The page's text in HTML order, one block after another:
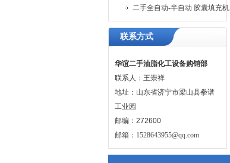
二手全自动-半自动 胶囊填充机
联系方式
华谊二手油脂化工设备购销部
联系人：王崇祥
地址：山东省济宁市梁山县拳谱
工业园
邮编：272600
邮箱： 1528643955@qq.com